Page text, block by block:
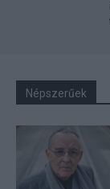
Népszerűek